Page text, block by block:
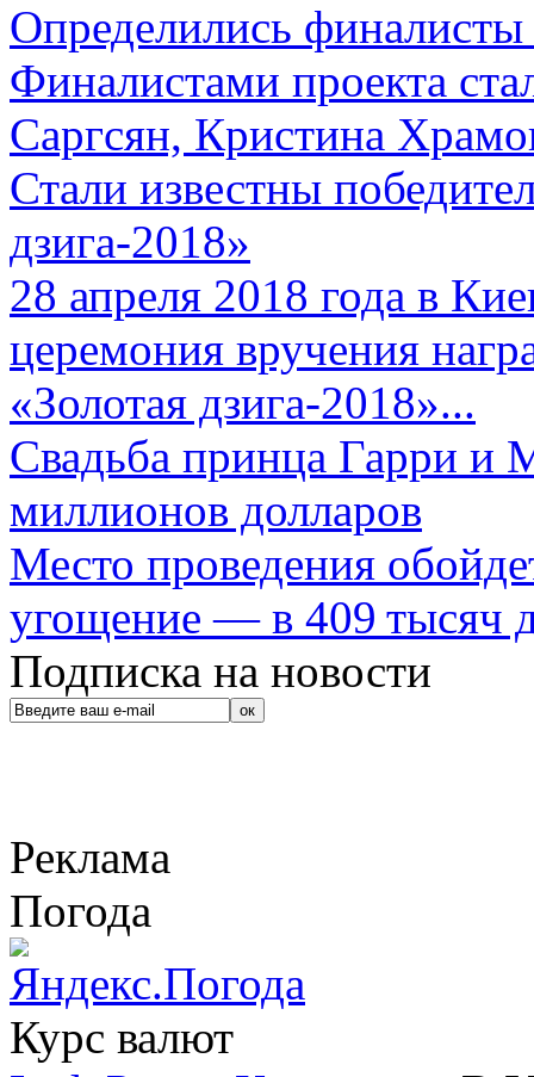
Определились
Финалистами проекта
Саргсян, Кристина
Стали известны
дзига-2018»
28 апреля 2018 года в
церемония вручения
«Золотая дзига-2018»...
Свадьба принца Гарри и
миллионов долларов
Место проведения
угощение — в 409 тысяч
Подписка на новости
Реклама
Погода
Курс валют